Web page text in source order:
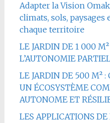
Adapter la Vision
climats, sols, paysages
chaque territoire
LE JARDIN DE 1 000 M²
L’AUTONOMIE
LE JARDIN DE 500 M² :
UN ÉCOSYSTÈME
AUTONOME ET
LES APPLICATIONS